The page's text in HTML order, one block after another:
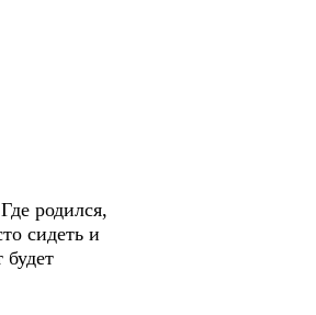
родился,
сидеть и